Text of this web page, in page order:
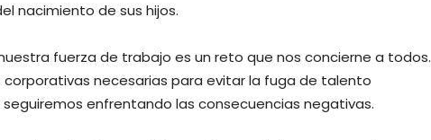
nacimiento de sus hijos.
fuerza de trabajo es un reto que nos concierne a todos.
necesarias para evitar la fuga de talento
enfrentando las consecuencias negativas.